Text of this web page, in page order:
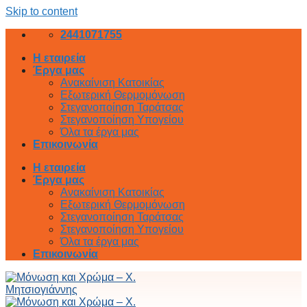
Skip to content
2441071755
Η εταιρεία
Έργα μας
Ανακαίνιση Κατοικίας
Εξωτερική Θερμομόνωση
Στεγανοποίηση Ταράτσας
Στεγανοποίηση Υπογείου
Όλα τα έργα μας
Επικοινωνία
Η εταιρεία
Έργα μας
Ανακαίνιση Κατοικίας
Εξωτερική Θερμομόνωση
Στεγανοποίηση Ταράτσας
Στεγανοποίηση Υπογείου
Όλα τα έργα μας
Επικοινωνία